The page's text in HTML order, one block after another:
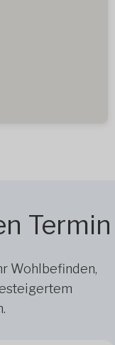
Termin
Wohlbefinden,